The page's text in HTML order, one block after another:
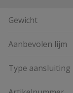
Gewicht
Aanbevolen lijm
Type aansluiting